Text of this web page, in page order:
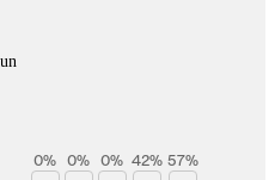
0% 0% 0% 42% 57%